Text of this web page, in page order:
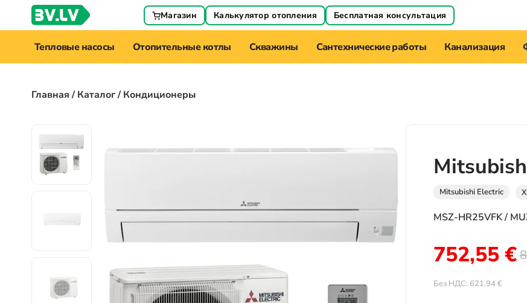
Магазин Калькулятор отопления Бесплатная консультация
Тепловые насосы Отопительные котлы Скважины Сантехнические работы Канализация
Главная/Каталог/ Кондиционеры
Mitsubishi Electric
MSZ-HR25VFK /
752,55€
Без НДС: 621,94€